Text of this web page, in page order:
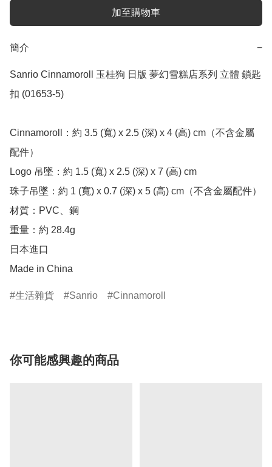
加至購物車
簡介 −
Sanrio Cinnamoroll 玉桂狗 日版 夢幻雪糕店系列 立體 鎖匙
扣 (01653-5)
Cinnamoroll：約 3.5 (寬) x 2.5 (深) x 4 (高) cm（不含金屬
配件）
Logo 吊墜：約 1.5 (寬) x 2.5 (深) x 7 (高) cm
珠子吊墜：約 1 (寬) x 0.7 (深) x 5 (高) cm（不含金屬配件）
材質：PVC、鋼
重量：約 28.4g
日本進口
Made in China
生活雜貨 Sanrio Cinnamoroll
你可能感興趣的商品